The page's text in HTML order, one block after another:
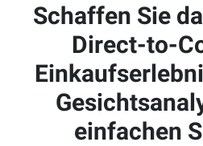
Schaffen Sie
Direct-to-
einfachen